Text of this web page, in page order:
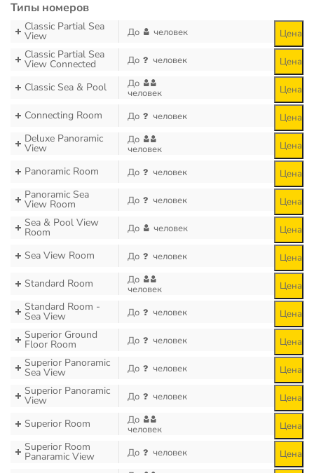
Типы номеров
Classic Partial Sea
View До человек Цена
Classic Partial Sea
View Connected До человек Цена
Classic Sea & Pool До
человек Цена
Connecting Room До человек Цена
Deluxe Panoramic
View
До
человек Цена
Panoramic Room До человек Цена
Panoramic Sea
View Room До человек Цена
Sea & Pool View
Room До человек Цена
Sea View Room До человек Цена
Standard Room До
человек Цена
Standard Room -
Sea View До человек Цена
Superior Ground
Floor Room До человек Цена
Superior Panoramic
Sea View До человек Цена
Superior Panoramic
View До человек Цена
Superior Room До
человек Цена
Superior Room
Panaramic View До человек Цена